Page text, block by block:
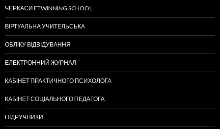
ЧЕРКАСИ ETWINNING SCHOOL
ВІРТУАЛЬНА УЧИТЕЛЬСЬКА
ОБЛІКУ ВІДВІДУВАННЯ
ЕЛЕКТРОННИЙ ЖУРНАЛ
КАБІНЕТ ПРАКТИЧНОГО ПСИХОЛОГА
КАБІНЕТ СОЦІАЛЬНОГО ПЕДАГОГА
ПІДРУЧНИКИ